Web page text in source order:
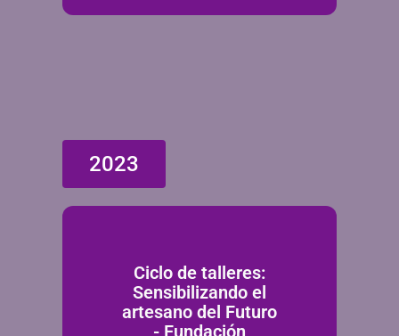
2023
Ciclo de talleres:
Sensibilizando el
artesano del Futuro